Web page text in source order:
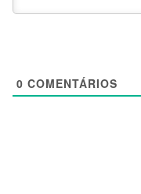
0 COMENTÁRIOS